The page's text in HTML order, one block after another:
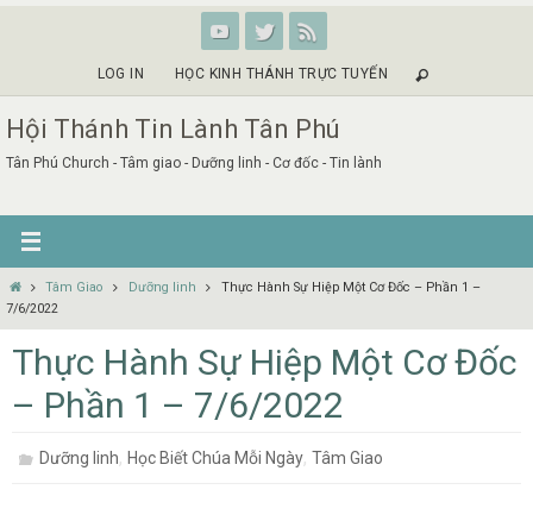
LOG IN HỌC KINH THÁNH TRỰC TUYẾN
Hội Thánh Tin Lành Tân Phú
Tân Phú Church - Tâm giao - Dưỡng linh - Cơ đốc - Tin lành
HomeTâm Giao Dưỡng linh
Thực Hành Sự Hiệp Một Cơ Đốc – Phần 1 –
7/6/2022
Thực Hành Sự Hiệp Một Cơ Đốc
– Phần 1 – 7/6/2022
Dưỡng linh,Học Biết Chúa Mỗi Ngày,Tâm Giao